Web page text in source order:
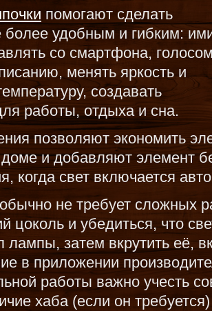
помогают сделать
более удобным и гибким:
со смартфона,
менять яркость и
создавать
работы, отдыха и сна.
позволяют экономить
и добавляют элемент
когда свет включается
не требует сложных
цоколь и убедиться, что
лампы, затем вкрутить её,
в приложении
работы важно учесть
хаба (если он